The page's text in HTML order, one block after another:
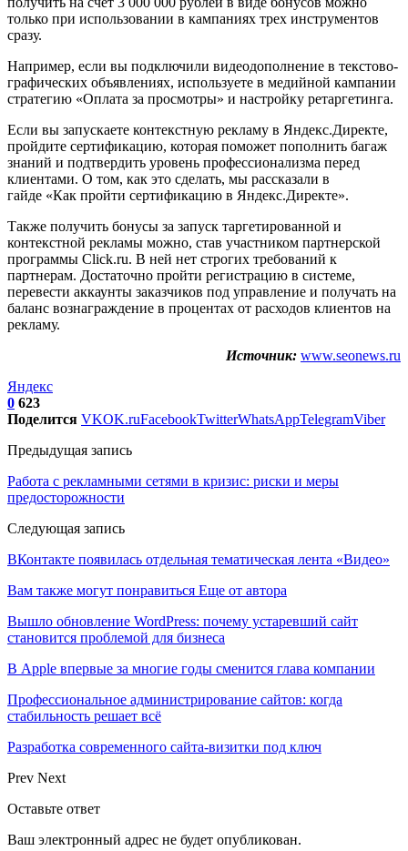
только при использовании в кампаниях трех инструментов
сразу.
Например, если вы подключили видеодополнение в текстово-
графических объявлениях, используете в медийной кампании
стратегию «Оплата за просмотры» и настройку ретаргетинга.
Если вы запускаете контекстную рекламу в Яндекс.Директе,
пройдите сертификацию, которая поможет пополнить багаж
знаний и подтвердить уровень профессионализма перед
клиентами. О том, как это сделать, мы рассказали в
гайде «Как пройти сертификацию в Яндекс.Директе».
Также получить бонусы за запуск таргетированной и
контекстной рекламы можно, став участником партнерской
программы Click.ru. В ней нет строгих требований к
партнерам. Достаточно пройти регистрацию в системе,
перевести аккаунты заказчиков под управление и получать на
баланс вознаграждение в процентах от расходов клиентов на
рекламу.
Источник: www.seonews.ru
Яндекс
0 623
Поделится VKOK.ruFacebookTwitterWhatsAppTelegramViber
Предыдущая запись
Работа с рекламными сетями в кризис: риски и меры
предосторожности
Следующая запись
ВКонтакте появилась отдельная тематическая лента «Видео»
Вам также могут понравиться Еще от автора
Вышло обновление WordPress: почему устаревший сайт
становится проблемой для бизнеса
В Apple впервые за многие годы сменится глава компании
Профессиональное администрирование сайтов: когда
стабильность решает всё
Разработка современного сайта-визитки под ключ
Prev Next
Оставьте ответ
Ваш электронный адрес не будет опубликован.